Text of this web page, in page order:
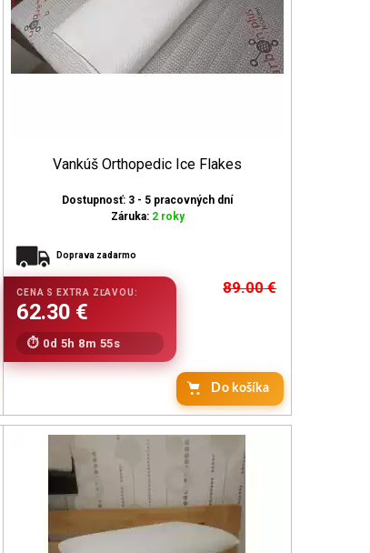
Vankúš Orthopedic Ice Flakes
Dostupnosť: 3 - 5 pracovných dní
Záruka: 2 roky
Doprava zadarmo
89.00€
0d 5h 8m 53s